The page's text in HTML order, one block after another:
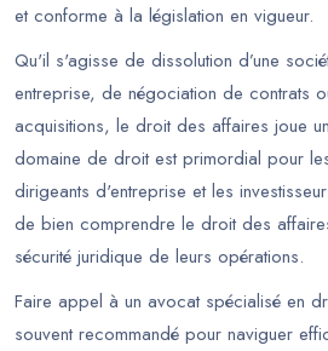
et conforme à la législation en vigueur.
Qu'il s'agisse de dissolution d’une
entreprise, de négociation de contrats
acquisitions, le droit des affaires joue
domaine de droit est primordial pour
dirigeants d'entreprise et les
de bien comprendre le droit des
sécurité juridique de leurs opérations.
Faire appel à un avocat spécialisé en
souvent recommandé pour naviguer